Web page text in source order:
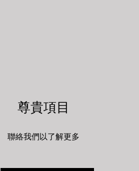
尊貴項目
聯絡我們以了解更多